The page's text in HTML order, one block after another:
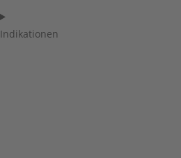
Indikationen